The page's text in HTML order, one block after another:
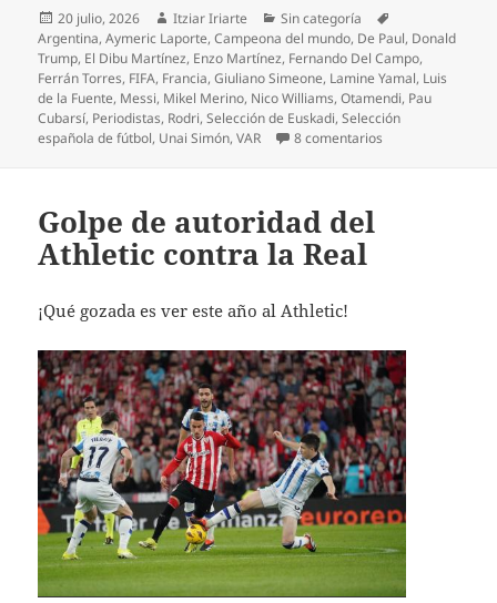
Publicado
el
20 julio, 2026 Autor
Itziar Iriarte Categorías
Sin categoría
Argentina,Aymeric Laporte,Campeona del mundo, De Paul, Donald
Trump, El Dibu Martínez, Enzo Martínez, Fernando Del Campo,
Ferrán Torres, FIFA, Francia,Giuliano Simeone, Lamine Yamal, Luis
de la Fuente, Messi, Mikel Merino, Nico Williams,Otamendi, Pau
Cubarsí, Periodistas, Rodri,Selección de Euskadi,Selección
española de fútbol, Unai Simón,VAR 8 comentarios
Golpe de autoridad del
Athletic contra la Real
¡Qué gozada es ver este año al Athletic!